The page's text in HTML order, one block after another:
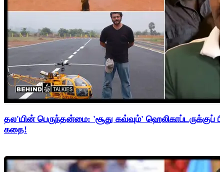
தல'யின் பெருந்தன்மை: 'சூது கவ்வும்' ஹெலிகாப்டருக்குப்
கதை!